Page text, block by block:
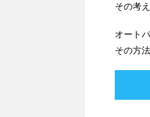
その考
オート
その方